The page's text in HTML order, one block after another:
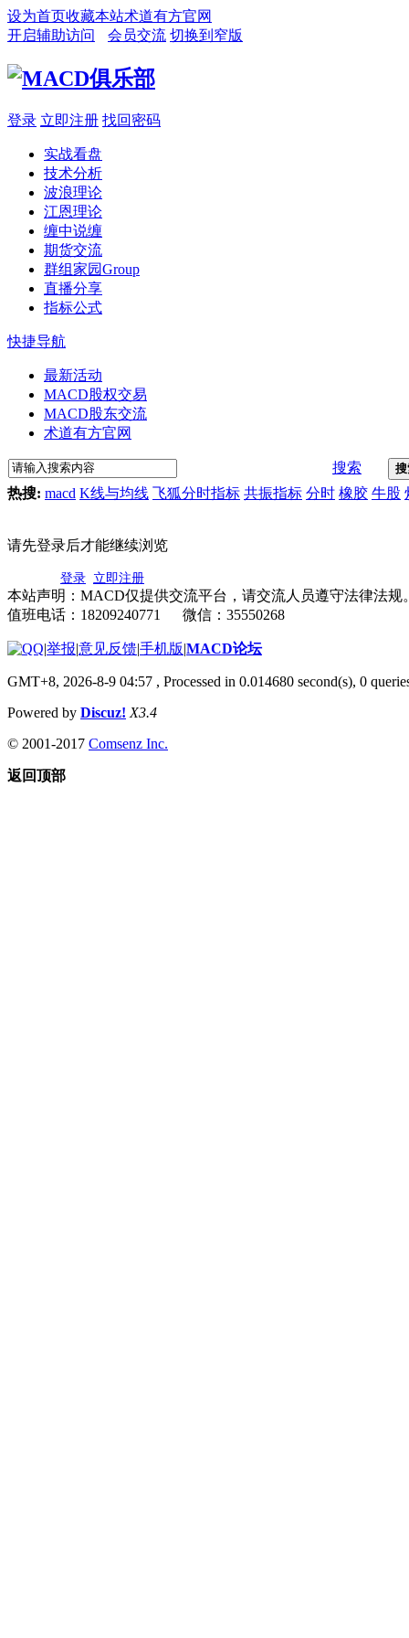
设为首页收藏本站术道有方官网
开启辅助访问
会员交流 切换到窄版
登录 立即注册 找回密码
实战看盘
技术分析
波浪理论
江恩理论
缠中说缠
期货交流
群组家园Group
直播分享
指标公式
快捷导航
最新活动
MACD股权交易
MACD股东交流
术道有方官网
搜索
热搜: macd K线与均线 飞狐分时指标 共振指标 分时 橡胶 牛股
请先登录后才能继续浏览
登录 立即注册
本站声明：MACD仅提供交流平台，请交流人员遵守法律法规
值班电话：18209240771 微信：35550268
|举报|意见反馈|手机版|MACD论坛
GMT+8, 2026-8-9 04:57 , Processed in 0.014680 second(s), 0
Powered by Discuz! X3.4
© 2001-2017 Comsenz Inc.
返回顶部